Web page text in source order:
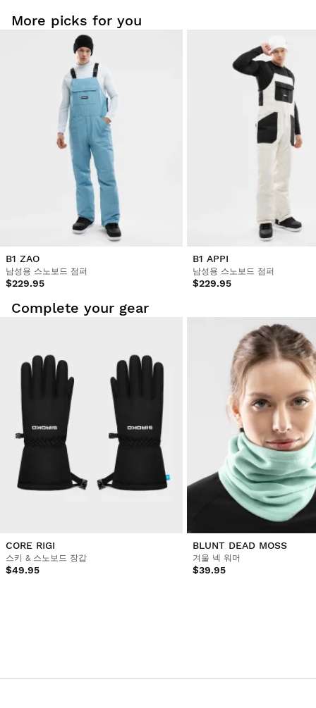
More picks for you
B1 ZAO
남성용 스노보드 점퍼
$229.95
B1 APPI
남성용 스노보드 점퍼
$229.95
Complete your gear
CORE RIGI
스키 & 스노보드 장갑
$49.95
BLUNT DEAD MOSS
겨울 넥 워머
$39.95